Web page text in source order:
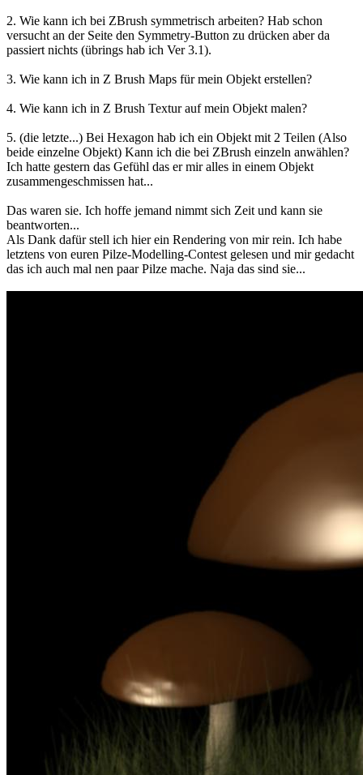
2. Wie kann ich bei ZBrush symmetrisch arbeiten? Hab schon
versucht an der Seite den Symmetry-Button zu drücken aber da
passiert nichts (übrings hab ich Ver 3.1).
3. Wie kann ich in Z Brush Maps für mein Objekt erstellen?
4. Wie kann ich in Z Brush Textur auf mein Objekt malen?
5. (die letzte...) Bei Hexagon hab ich ein Objekt mit 2 Teilen (Also
beide einzelne Objekt) Kann ich die bei ZBrush einzeln anwählen?
Ich hatte gestern das Gefühl das er mir alles in einem Objekt
zusammengeschmissen hat...
Das waren sie. Ich hoffe jemand nimmt sich Zeit und kann sie
beantworten...
Als Dank dafür stell ich hier ein Rendering von mir rein. Ich habe
letztens von euren Pilze-Modelling-Contest gelesen und mir gedacht
das ich auch mal nen paar Pilze mache. Naja das sind sie...